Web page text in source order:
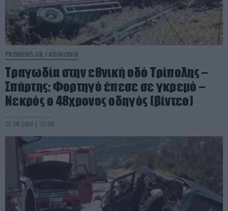
PRONEWS.GR / ΚΟΙΝΩΝΙΑ
Τραγωδία στην εθνική οδό Τρίπολης –
Σπάρτης: Φορτηγό έπεσε σε γκρεμό –
Νεκρός ο 48χρονος οδηγός (βίντεο)
07.08.2026 | 12:09